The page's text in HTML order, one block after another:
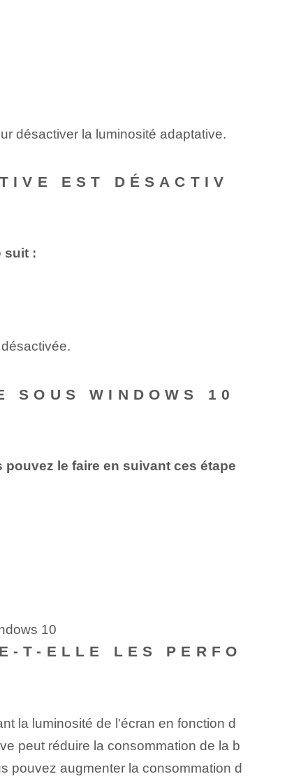
désactiver⁣ la luminosité adaptative.
EST DÉSACTIV
suit :
SOUS WINDOWS 10
le faire en suivant ces étape
10
T-ELLE LES PERFO
la luminosité de l'écran en fonction d
peut réduire la consommation de la b
pouvez augmenter la consommation d